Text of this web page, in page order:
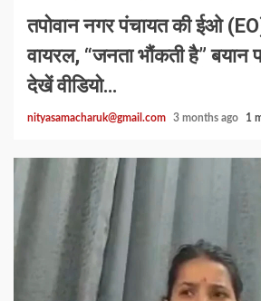
तपोवान नगर पंचायत की ईओ
वायरल, “जनता भौंकती है” बयान
देखें वीडियो…
nityasamacharuk@gmail.com 3 months ago 1